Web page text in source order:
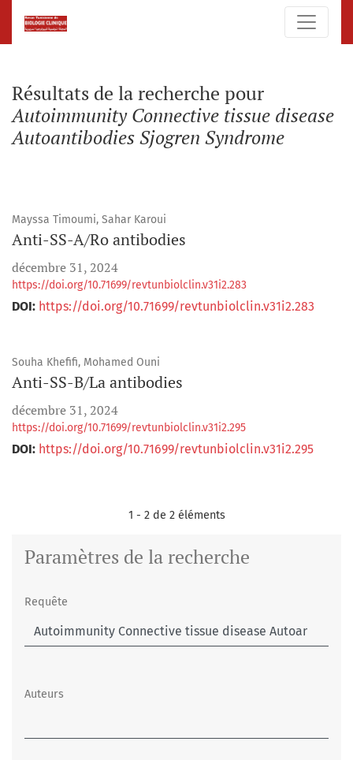
Résultats de la recherche pour
Autoimmunity Connective tissue disease
Autoantibodies Sjogren Syndrome
Mayssa Timoumi, Sahar Karoui
Anti-SS-A/Ro antibodies
décembre 31, 2024
https://doi.org/10.71699/revtunbiolclin.v31i2.283
DOI: https://doi.org/10.71699/revtunbiolclin.v31i2.283
Souha Khefifi, Mohamed Ouni
Anti-SS-B/La antibodies
décembre 31, 2024
https://doi.org/10.71699/revtunbiolclin.v31i2.295
DOI: https://doi.org/10.71699/revtunbiolclin.v31i2.295
1 - 2 de 2 éléments
Paramètres de la recherche
Requête
Auteurs